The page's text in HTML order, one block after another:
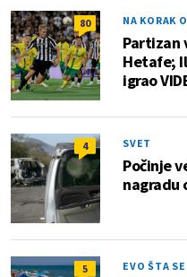
80 NA KORAK
Partizan
Hetafe;
igrao
4 SVET
Počinje
nagradu
5 EVO ŠTA